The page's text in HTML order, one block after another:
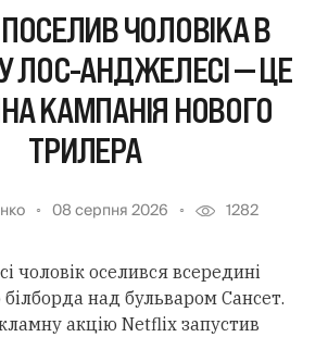
ПОСЕЛИВ ЧОЛОВІКА В
У ЛОС-АНДЖЕЛЕСІ — ЦЕ
КАМПАНІЯ НОВОГО
ТРИЛЕРА
08 серпня 2026 1282
чоловік оселився всередині
над бульваром Сансет.
акцію Netflix запустив